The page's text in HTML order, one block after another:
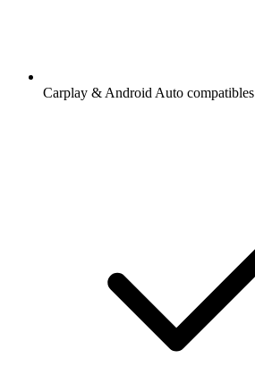
Carplay & Android Auto compatibles